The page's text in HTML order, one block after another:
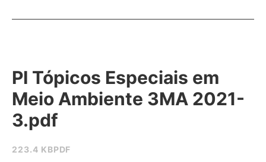
223.4 KBPDF
PI Tópicos Especiais em
Meio Ambiente 3MA 2021-
3.pdf